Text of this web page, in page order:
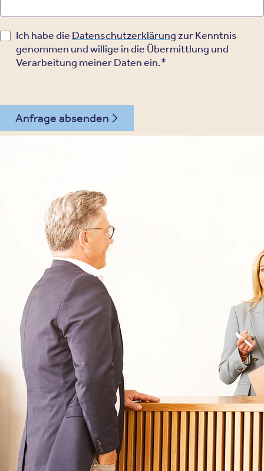
Ich habe die Datenschutzerklärung zur Kenntnis
genommen und willige in die Übermittlung und
Verarbeitung meiner Daten ein.*
Anfrage absenden
Informationen
Für Patienten
Für Zuweiser
Für Angehörige
Über Oberberg
Kliniken für Kinder & Jugendlichen
Krankheitsbilder & Therapien
Behandlungsfelder
Therapien
Symptome & Beschwerden
Selbsttests
Presse
Bewertungen
Karriere
Unternehmensfakten